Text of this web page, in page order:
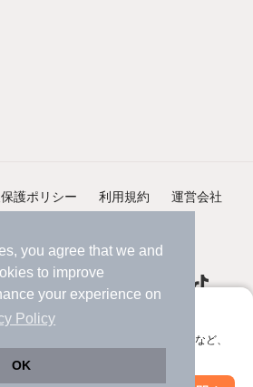
you agree that we and
to improve
your experience on
Policy
OK
て、サクサクお部屋探し
使える。マップ検索やお気に入り保存など、
護ポリシー 利用規約 運営会社
Lifestyle Co., Ltd.